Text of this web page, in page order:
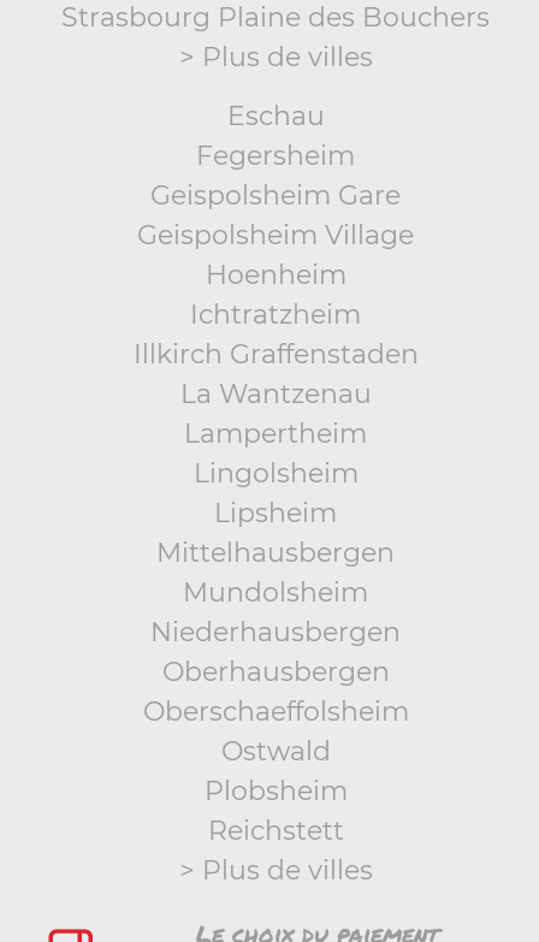
Strasbourg Plaine des Bouchers
> Plus de villes
Eschau
Fegersheim
Geispolsheim Gare
Geispolsheim Village
Hoenheim
Ichtratzheim
Illkirch Graffenstaden
La Wantzenau
Lampertheim
Lingolsheim
Lipsheim
Mittelhausbergen
Mundolsheim
Niederhausbergen
Oberhausbergen
Oberschaeffolsheim
Ostwald
Plobsheim
Reichstett
> Plus de villes
Le choix du paiement